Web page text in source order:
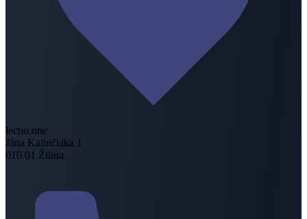
lectio.one
Jána Kalinčiaka 1
010 01 Žilina